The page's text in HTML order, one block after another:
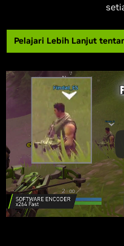
Pelajari Lebih Lanjut